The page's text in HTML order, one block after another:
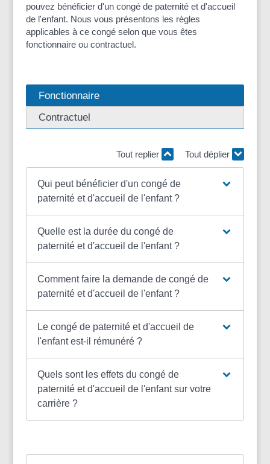
pouvez bénéficier d'un congé de paternité et d'accueil
de l'enfant. Nous vous présentons les règles
applicables à ce congé selon que vous êtes
fonctionnaire ou contractuel.
Fonctionnaire
Contractuel
Tout replier Tout déplier
Qui peut bénéficier d'un congé de
paternité et d'accueil de l'enfant ?
Quelle est la durée du congé de
paternité et d'accueil de l'enfant ?
Comment faire la demande de congé de
paternité et d'accueil de l'enfant ?
Le congé de paternité et d'accueil de
l'enfant est-il rémunéré ?
Quels sont les effets du congé de
paternité et d'accueil de l'enfant sur votre
carrière ?